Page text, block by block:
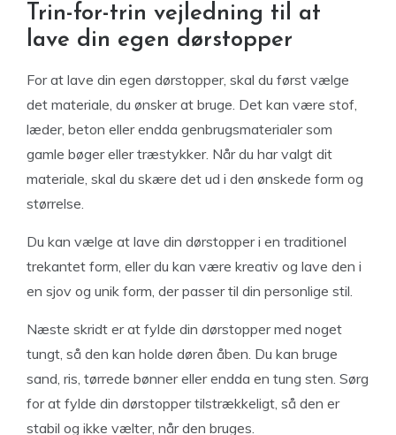
Trin-for-trin vejledning til at
lave din egen dørstopper
For at lave din egen dørstopper, skal du først vælge
det materiale, du ønsker at bruge. Det kan være stof,
læder, beton eller endda genbrugsmaterialer som
gamle bøger eller træstykker. Når du har valgt dit
materiale, skal du skære det ud i den ønskede form og
størrelse.
Du kan vælge at lave din dørstopper i en traditionel
trekantet form, eller du kan være kreativ og lave den i
en sjov og unik form, der passer til din personlige stil.
Næste skridt er at fylde din dørstopper med noget
tungt, så den kan holde døren åben. Du kan bruge
sand, ris, tørrede bønner eller endda en tung sten. Sørg
for at fylde din dørstopper tilstrækkeligt, så den er
stabil og ikke vælter, når den bruges.